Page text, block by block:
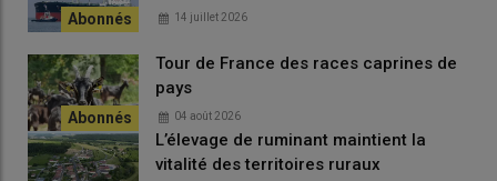
14 juillet 2026
Tour de France des races caprines de
pays
04 août 2026
L’élevage de ruminant maintient la
vitalité des territoires ruraux